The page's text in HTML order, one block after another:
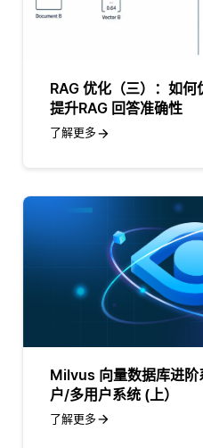
RAG 优化（三）：如
提升RAG 回答准确性
了解更多
Milvus 向量数据库进阶
户/多用户系统 (上）
了解更多